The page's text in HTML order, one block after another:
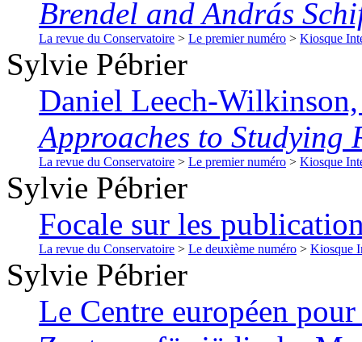
Brendel and András
La revue du Conservatoire > Le premier numéro > Kiosque
Sylvie Pébrier
Daniel Leech-
Approaches to Studying
La revue du Conservatoire > Le premier numéro > Kiosque
Sylvie Pébrier
Focale sur les
La revue du Conservatoire > Le deuxième numéro > Kiosque
Sylvie Pébrier
Le Centre européen